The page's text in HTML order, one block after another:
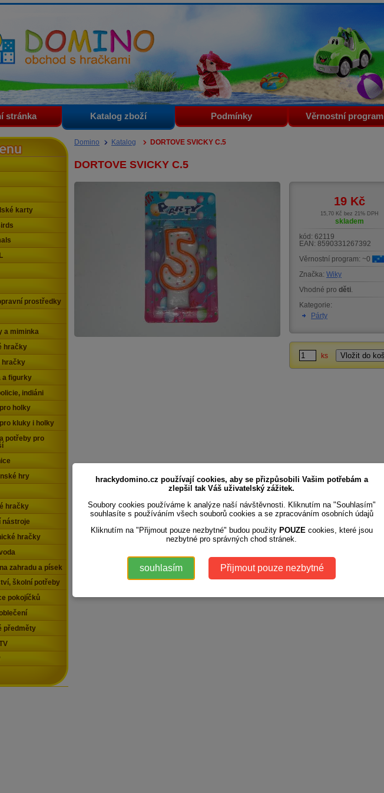
- obchod s hračkami
stránka Katalog zboží Podmínky Věrnostní program
Domino Katalog DORTOVE SVICKY C.5
DORTOVE SVICKY C.5
19 Kč
15,70 Kč bez 21% DPH
skladem
kód: 62119
EAN: 8590331267392
Věrnostní program: ~0
Značka: Wiky
Vhodné pro děti
Kategorie:
Párty
ks
karty
prostředky
a miminka
hračky
hračky
a figurky
indiáni
holky
kluky i holky
potřeby pro
hry
hračky
nástroje
hračky
zahradu a písek
školní potřeby
pokojíčků
předměty
hrackydomino.cz používají cookies, aby se přizpůsobili Vašim potřebám a
zlepšil tak Váš uživatelský zážitek.
Soubory cookies používáme k analýze naší návštěvnosti. Kliknutím na "Souhlasím"
souhlasíte s používáním všech souborů cookies a se zpracováním osobních údajů
Kliknutím na "Přijmout pouze nezbytné" budou použity POUZE cookies, které jsou
nezbytné pro správných chod stránek.
souhlasím Přijmout pouze nezbytné